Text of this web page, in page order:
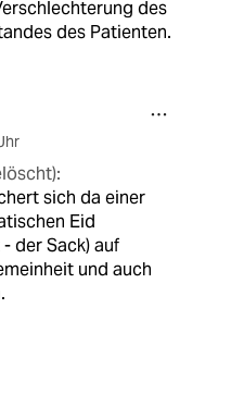
des
des Patienten.
sich da einer
Eid
der Sack) auf
und auch